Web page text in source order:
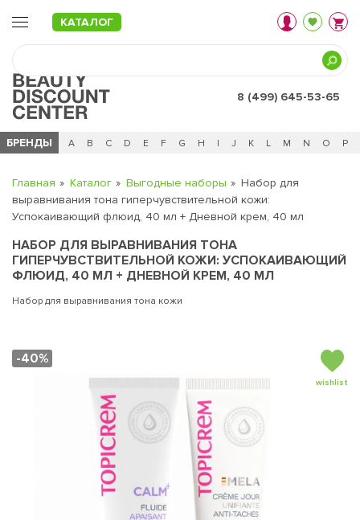
КАТАЛОГ
8 (499) 645-53-65
БРЕНДЫ
Ч 0 - 9 A B C D E F G H I J K L M N O P
Главная Каталог Выгодные наборы
Набор для
выравнивания тона гиперчувствительной кожи:
Успокаивающий флюид, 40 мл + Дневной крем, 40 мл
НАБОР ДЛЯ ВЫРАВНИВАНИЯ ТОНА
ГИПЕРЧУВСТВИТЕЛЬНОЙ КОЖИ: УСПОКАИВАЮЩИЙ
ФЛЮИД, 40 МЛ + ДНЕВНОЙ КРЕМ, 40 МЛ
Набор для выравнивания тона кожи
-40%
wishlist